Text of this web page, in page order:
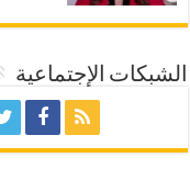
الشبكات الإجتماعية